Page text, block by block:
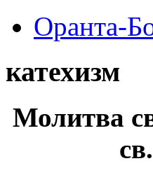
Оранта-
катехизм
Молитва